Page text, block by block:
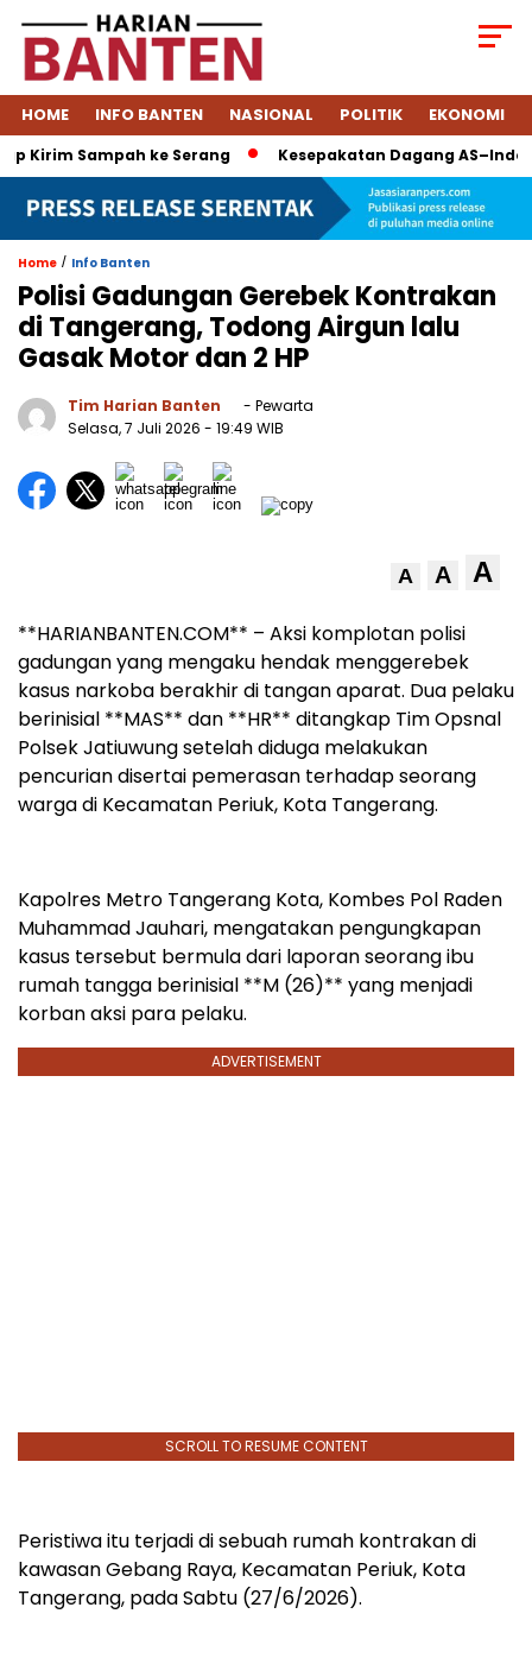
HOME INFO BANTEN NASIONAL POLITIK EKONOMI
Sampah ke Serang Kesepakatan Dagang
Home / Info Banten
Polisi Gadungan Gerebek Kontrakan
di Tangerang, Todong Airgun lalu
Gasak Motor dan 2 HP
Tim Harian Banten
- Pewarta
Selasa, 7 Juli 2026 - 19:49 WIB
A A A
**HARIANBANTEN.COM** – Aksi komplotan polisi
gadungan yang mengaku hendak menggerebek
kasus narkoba berakhir di tangan aparat. Dua pelaku
berinisial **MAS** dan **HR** ditangkap Tim Opsnal
Polsek Jatiuwung setelah diduga melakukan
pencurian disertai pemerasan terhadap seorang
warga di Kecamatan Periuk, Kota Tangerang.
Kapolres Metro Tangerang Kota, Kombes Pol Raden
Muhammad Jauhari, mengatakan pengungkapan
kasus tersebut bermula dari laporan seorang ibu
rumah tangga berinisial **M (26)** yang menjadi
korban aksi para pelaku.
ADVERTISEMENT
SCROLL TO RESUME CONTENT
Peristiwa itu terjadi di sebuah rumah kontrakan di
kawasan Gebang Raya, Kecamatan Periuk, Kota
Tangerang, pada Sabtu (27/6/2026).